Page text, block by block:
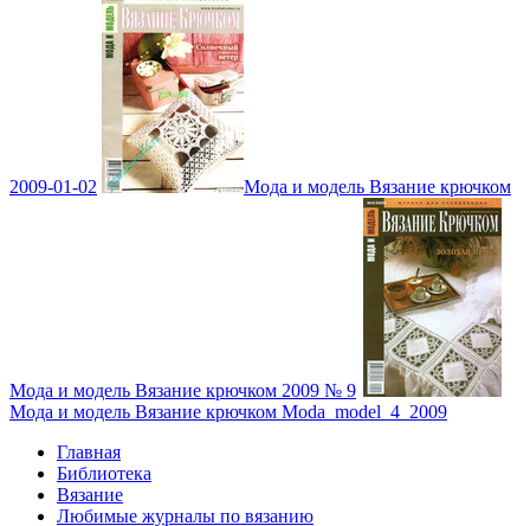
2009-01-02 Мода и модель Вязание крючком
Мода и модель Вязание крючком 2009 № 9
Мода и модель Вязание крючком Moda_model_4_2009
Главная
Библиотека
Вязание
Любимые журналы по вязанию